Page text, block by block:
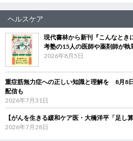
ヘルスケア
現代書林から新刊『こんなと
考塾の15人の医師や薬剤師が執
2026年8月5日
重症筋無力症への正しい知識と理解を 8月8
配信も
2026年7月31日
【がんを生きる緩和ケア医・大橋洋平「足し
2026年7月28日